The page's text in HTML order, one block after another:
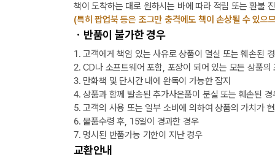
책이 도착하는 대로 원하시는 바에 따라 적립 또는 환불
(특히 팝업북 등은 조그만 충격에도 책이 손상될 수 있으
ㆍ반품이 불가한 경우
1. 고객에게 책임 있는 사유로 상품이 멸실 또는 훼손된
2. CD나 소프트웨어 포함, 포장이 되어 있는 모든 상품의
3. 만화책 및 단시간 내에 완독이 가능한 잡지
4. 상품과 함께 발송된 추가사은품이 분실 또는 훼손된 경
5. 고객의 사용 또는 일부 소비에 의하여 상품의 가치가
6. 물품수령 후, 15일이 경과한 경우
7. 명시된 반품가능 기한이 지난 경우
교환안내